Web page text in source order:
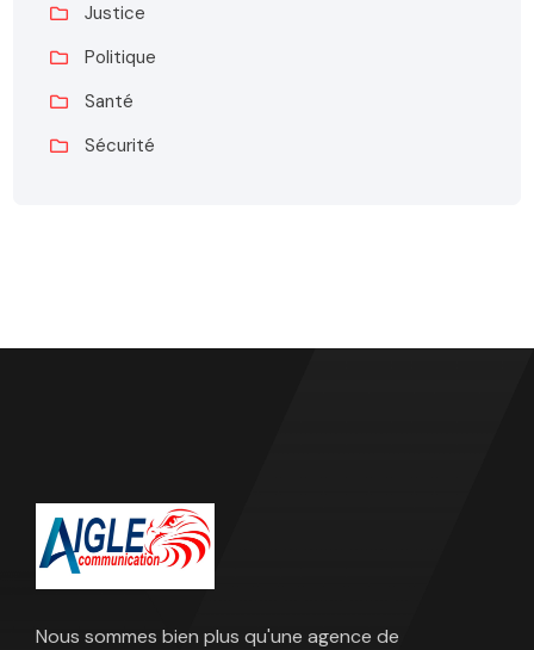
Justice
Politique
Santé
Sécurité
Nous sommes bien plus qu'une agence de